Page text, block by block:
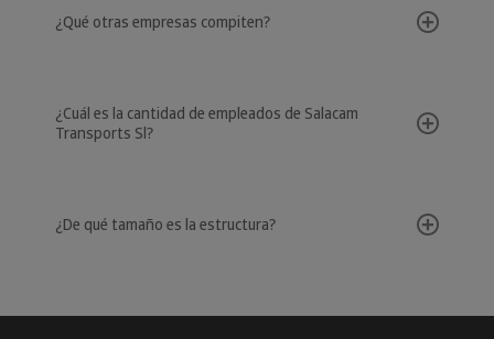
¿Qué otras empresas compiten?
¿Cuál es la cantidad de empleados de Salacam
Transports Sl?
¿De qué tamaño es la estructura?